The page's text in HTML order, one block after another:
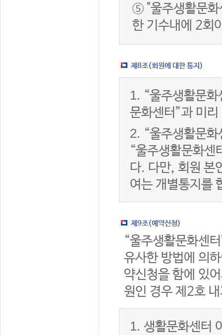
⑤ "울주생활문화
한 기수내에 2회
제8조(회원에 대한 통지)
1. “울주생활문
문화센터”과 미
2. “울주생활문
“울주생활문화센
다. 다만, 회원 본
여는 개별통지를
제9조(예약신청)
“울주생활문화센
유사한 방법에 의
약신청을 함에 있
원인 경우 제2호
1. 생활문화센터